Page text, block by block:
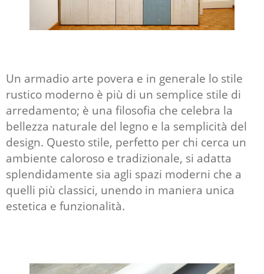
Un armadio arte povera e in generale lo stile
rustico moderno è più di un semplice stile di
arredamento; è una filosofia che celebra la
bellezza naturale del legno e la semplicità del
design. Questo stile, perfetto per chi cerca un
ambiente caloroso e tradizionale, si adatta
splendidamente sia agli spazi moderni che a
quelli più classici, unendo in maniera unica
estetica e funzionalità.